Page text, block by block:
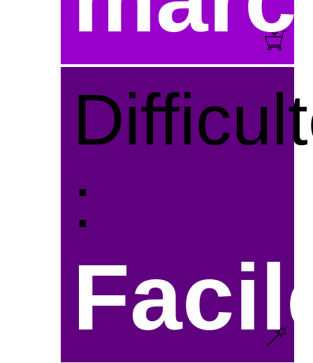
: